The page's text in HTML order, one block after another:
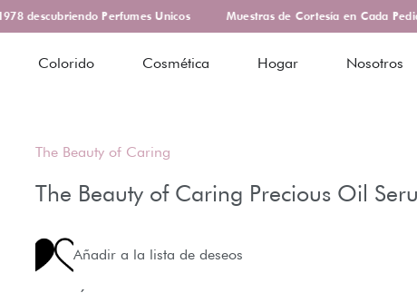
descubriendo Perfumes Unicos Muestras de Cortesía en Cada Pedido
Colorido Cosmética Hogar Nosotros
The Beauty of Caring
The Beauty of Caring Precious Oil
Añadir a la lista de deseos